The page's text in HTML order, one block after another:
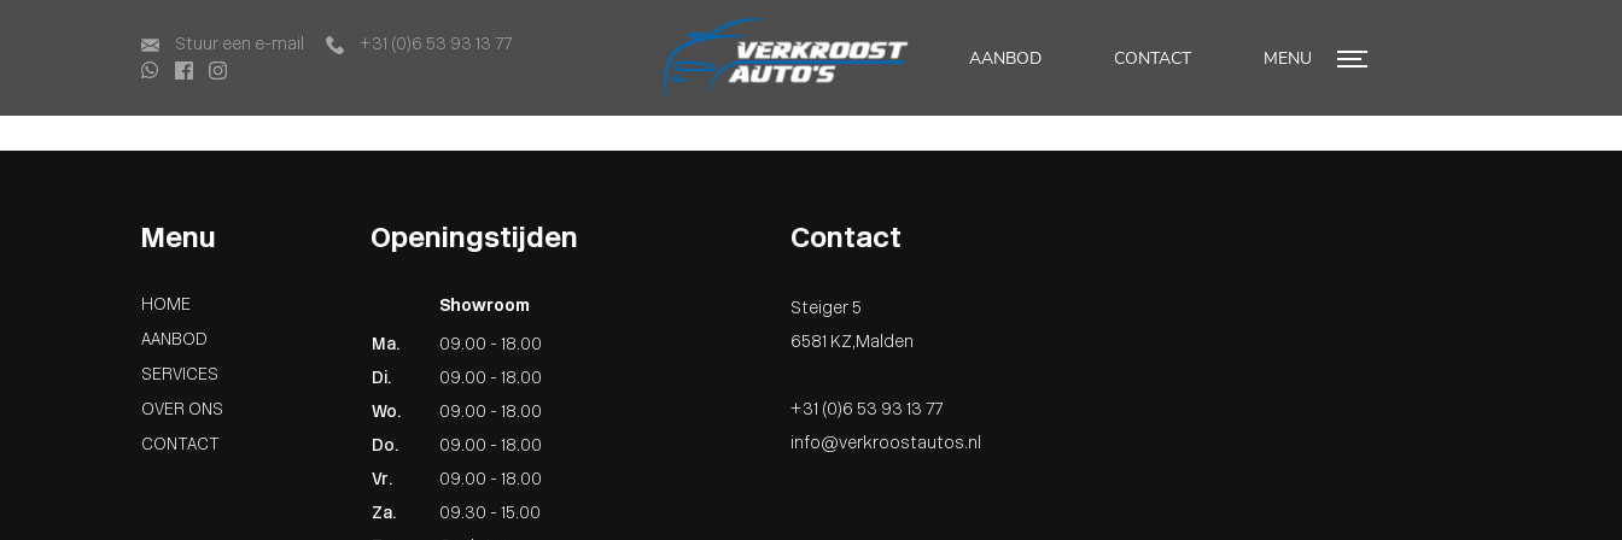
Over ons
Stuur een e-mail +31 (0)6 53 93 13 77
AANBOD CONTACT MENU
Menu
HOME
AANBOD
SERVICES
OVER ONS
CONTACT
Openingstijden
Showroom
Ma.
09.00 - 18.00
Di.
09.00 - 18.00
Wo.
09.00 - 18.00
Do.
09.00 - 18.00
Vr.
09.00 - 18.00
Za.
09.30 - 15.00
Contact
Steiger 5
6581 KZ , Malden
+31 (0)6 53 93 13 77
info@verkroostautos.nl